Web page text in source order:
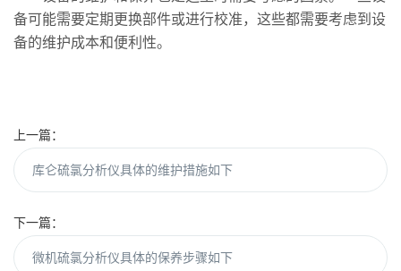
备可能需要定期更换部件或进行校准，这些都需要考虑到设
备的维护成本和便利性。
上一篇：
库仑硫氯分析仪具体的维护措施如下
下一篇：
微机硫氯分析仪具体的保养步骤如下